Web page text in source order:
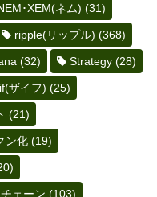
･XEM(ネム) (31)
ripple(リップル) (368)
(32) Strategy (28)
ザイフ) (25)
(21)
ン化 (19)
ェーン (103)